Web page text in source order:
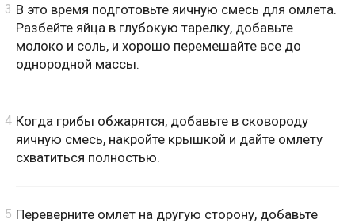
В это время подготовьте яичную смесь для омлета.
Разбейте яйца в глубокую тарелку, добавьте
молоко и соль, и хорошо перемешайте все до
однородной массы.
Когда грибы обжарятся, добавьте в сковороду
яичную смесь, накройте крышкой и дайте омлету
схватиться полностью.
Переверните омлет на другую сторону, добавьте